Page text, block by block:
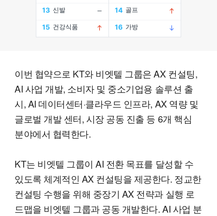
이번 협약으로 KT와 비엣텔 그룹은 AX 컨설팅,
AI 사업 개발, 소비자 및 중소기업용 솔루션 출
시, AI 데이터센터·클라우드 인프라, AX 역량 및
글로벌 개발 센터, 시장 공동 진출 등 6개 핵심
분야에서 협력한다.
KT는 비엣텔 그룹이 AI 전환 목표를 달성할 수
있도록 체계적인 AX 컨설팅을 제공한다. 정교한
컨설팅 수행을 위해 중장기 AX 전략과 실행 로
드맵을 비엣텔 그룹과 공동 개발한다. AI 사업 분